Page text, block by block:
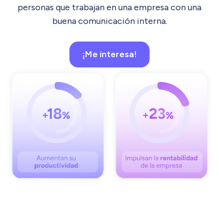
personas que trabajan en una empresa con una
buena comunicación interna.
¡Me interesa!